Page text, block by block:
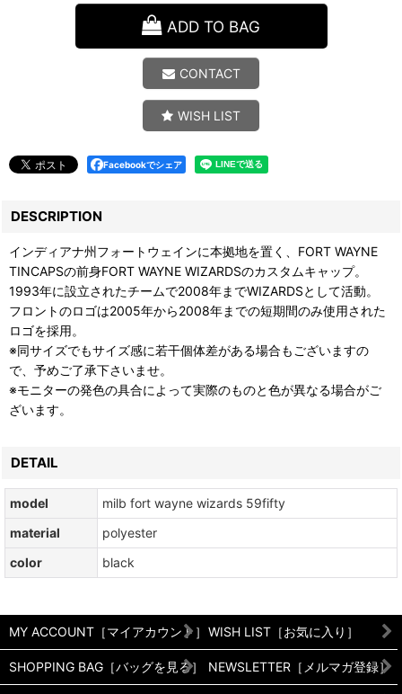
ADD TO BAG
CONTACT
WISH LIST
Facebookでシェア
DESCRIPTION
インディアナ州フォートウェインに本拠地を置く、FORT WAYNE
TINCAPSの前身FORT WAYNE WIZARDSのカスタムキャップ。
1993年に設立されたチームで2008年までWIZARDSとして活動。
フロントのロゴは2005年から2008年までの短期間のみ使用された
ロゴを採用。
※同サイズでもサイズ感に若干個体差がある場合もございますの
で、予めご了承下さいませ。
※モニターの発色の具合によって実際のものと色が異なる場合がご
ざいます。
DETAIL
model
milb fort wayne wizards 59fifty
material
polyester
color
black
MY ACCOUNT［マイアカウント］ WISH LIST［お気に入り］
SHOPPING BAG［バッグを見る］ NEWSLETTER［メルマガ登録］